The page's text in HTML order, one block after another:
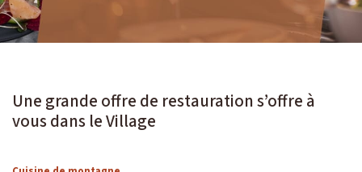
Une grande offre de restauration s’offre à
vous dans le Village